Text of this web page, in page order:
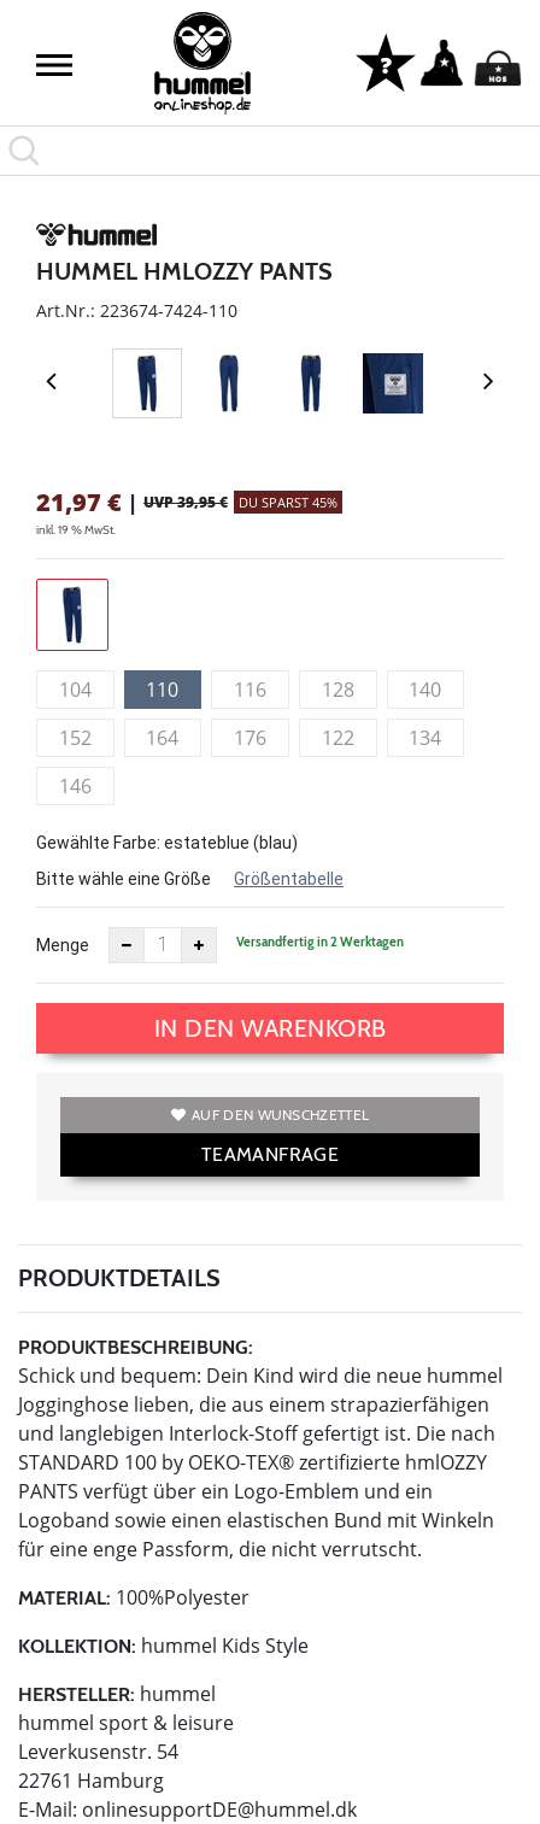
LAST PIECES: Bekleidung - Spare bis zu 65%
HUMMEL HMLOZZY PANTS
Art.Nr.: 223674-7424-110
21,97 € | UVP 39,95 € DU SPARST 45%
inkl. 19 % MwSt.
104 110 116 128
140
152
164 176 122
134
146
Gewählte Farbe: estateblue (blau)
Bitte wähle eine Größe
Größentabelle
Menge Versandfertig in 2 Werktagen
IN DEN WARENKORB
AUF DEN WUNSCHZETTEL
TEAMANFRAGE
PRODUKTDETAILS
PRODUKTBESCHREIBUNG:
Schick und bequem: Dein Kind wird die neue hummel
Jogginghose lieben, die aus einem strapazierfähigen
und langlebigen Interlock-Stoff gefertigt ist. Die nach
STANDARD 100 by OEKO-TEX® zertifizierte hmlOZZY
PANTS verfügt über ein Logo-Emblem und ein
Logoband sowie einen elastischen Bund mit Winkeln
für eine enge Passform, die nicht verrutscht.
MATERIAL: 100%Polyester
KOLLEKTION: hummel Kids Style
HERSTELLER: hummel
hummel sport & leisure
Leverkusenstr. 54
22761 Hamburg
E-Mail: onlinesupportDE@hummel.dk